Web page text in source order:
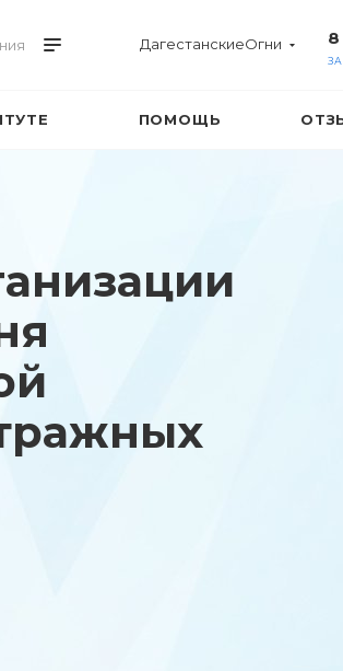
ДагестанскиеОгни
ПОМОЩЬ